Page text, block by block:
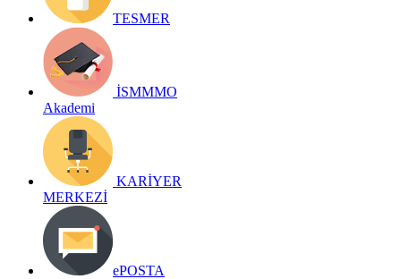
TESMER
İSMMMO
Akademi
KARİYER
MERKEZİ
ePOSTA